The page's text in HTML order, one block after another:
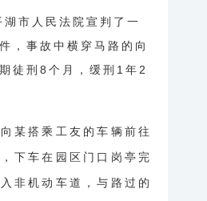
市人民法院宣判了一
，事故中横穿马路的向
徒刑8个月，缓刑1年2
搭乘工友的车辆前往
下车在园区门口岗亭完
非机动车道，与路过的